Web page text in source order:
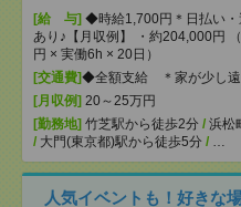
[給 与] ◆時給1,700円＊日払い・
あり♪【月収例】 ・約204,000円
円 × 実働6h × 20日）
[交通費]◆全額支給 ＊家が少し遠
[月収例] 20～25万円
[勤務地] 竹芝駅から徒歩2分 / 浜松
/ 大門(東京都)駅から徒歩5分 / …
人気イベントも！好きな